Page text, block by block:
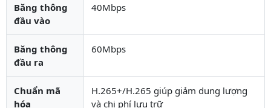
Băng thông
đầu vào
40Mbps
Băng thông
đầu ra
60Mbps
Chuẩn mã
hóa
H.265+/H.265 giúp giảm dung lượng
và chi phí lưu trữ